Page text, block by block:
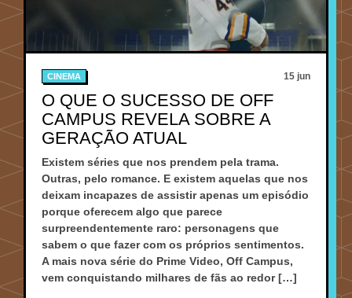
CINEMA 15 jun
O QUE O SUCESSO DE OFF
CAMPUS REVELA SOBRE A
GERAÇÃO ATUAL
Existem séries que nos prendem pela trama.
Outras, pelo romance. E existem aquelas que nos
deixam incapazes de assistir apenas um episódio
porque oferecem algo que parece
surpreendentemente raro: personagens que
sabem o que fazer com os próprios sentimentos.
A mais nova série do Prime Video, Off Campus,
vem conquistando milhares de fãs ao redor […]